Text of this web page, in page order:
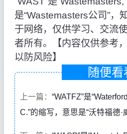
是“Wastemasters公司”，
于网络，仅供学习、交流
者所有。【内容仅供参考
以防风险】
随便看
上一篇： “WATFZ”是
C.”的缩写，意思是“沃特福德·